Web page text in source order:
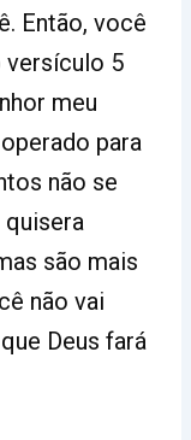
Então, você
versículo 5
meu
para
não se
são mais
não vai
Deus fará